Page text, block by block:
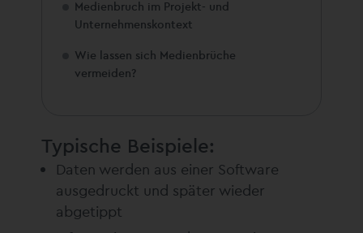
Medienbruch im Projekt- und
Unternehmenskontext
Wie lassen sich Medienbrüche
vermeiden?
Typische Beispiele:
Daten werden aus einer Software
ausgedruckt und später wieder
abgetippt